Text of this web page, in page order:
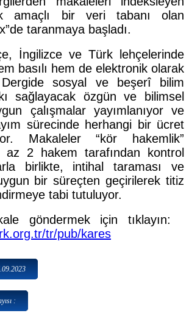
amaçlı bir veri tabanı olan
taranmaya başladı.
İngilizce ve Türk lehçelerinde
basılı hem de elektronik olarak
Dergide sosyal ve beşerî bilim
sağlayacak özgün ve bilimsel
çalışmalar yayımlanıyor ve
sürecinde herhangi bir ücret
Makaleler “kör hakemlik”
az 2 hakem tarafından kontrol
birlikte, intihal taraması ve
bir süreçten geçirilerek titiz
tabi tutuluyor.
göndermek için tıklayın:
tr/pub/kares
: